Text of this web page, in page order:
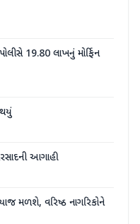
19.80 લાખનું મોર્ફિન
થયું
આગાહી
મળશે, વરિષ્ઠ નાગરિકોને